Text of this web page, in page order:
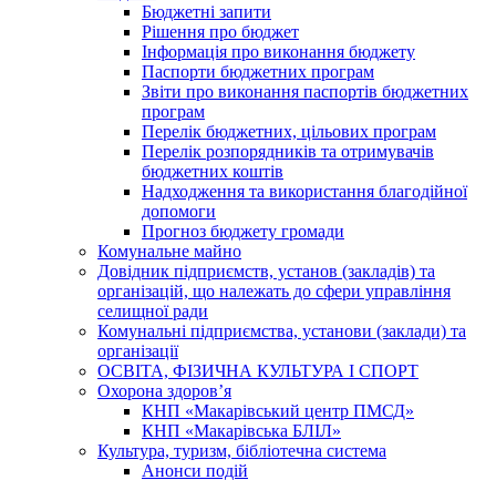
Бюджетні запити
Рішення про бюджет
Інформація про виконання бюджету
Паспорти бюджетних програм
Звіти про виконання паспортів бюджетних
програм
Перелік бюджетних, цільових програм
Перелік розпорядників та отримувачів
бюджетних коштів
Надходження та використання благодійної
допомоги
Прогноз бюджету громади
Комунальне майно
Довідник підприємств, установ (закладів) та
організацій, що належать до сфери управління
селищної ради
Комунальні підприємства, установи (заклади) та
організації
ОСВІТА, ФІЗИЧНА КУЛЬТУРА І СПОРТ
Охорона здоров’я
КНП «Макарівський центр ПМСД»
КНП «Макарівська БЛІЛ»
Культура, туризм, бібліотечна система
Анонси подій